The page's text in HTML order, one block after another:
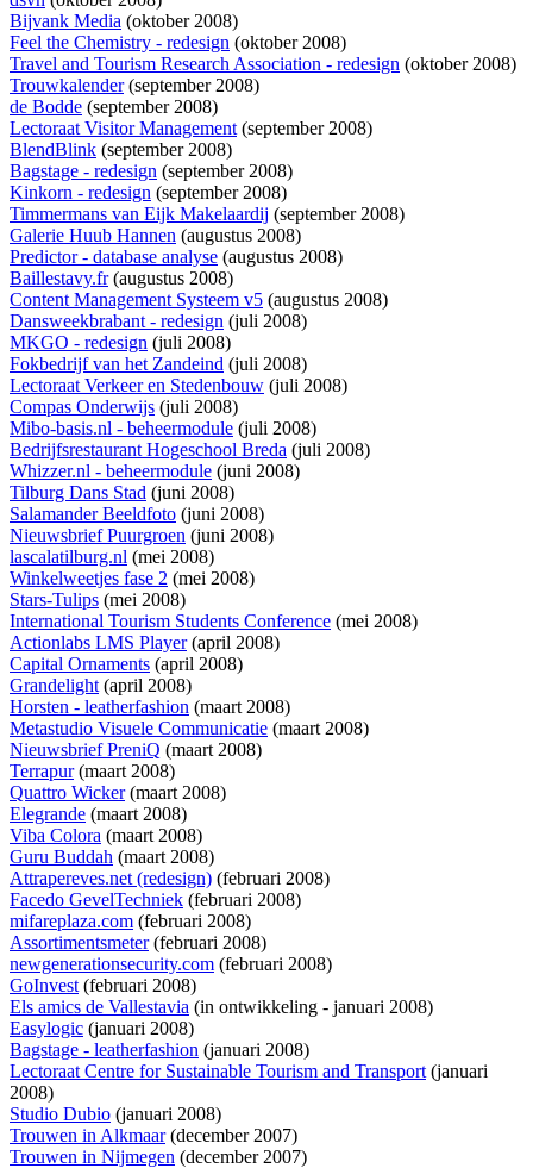
Bijvank Media (oktober 2008)
Feel the Chemistry - redesign (oktober 2008)
Travel and Tourism Research Association - redesign (oktober 2008)
Trouwkalender(september 2008)
de Bodde (september 2008)
Lectoraat Visitor Management(september 2008)
BlendBlink (september 2008)
Bagstage - redesign (september 2008)
Kinkorn - redesign (september 2008)
Timmermans van Eijk Makelaardij (september 2008)
Galerie Huub Hannen (augustus 2008)
Predictor - database analyse (augustus 2008)
Baillestavy.fr(augustus 2008)
Content Management Systeem v5 (augustus 2008)
Dansweekbrabant - redesign (juli 2008)
MKGO - redesign (juli 2008)
Fokbedrijf van het Zandeind (juli 2008)
Lectoraat Verkeer en Stedenbouw (juli 2008)
Compas Onderwijs (juli 2008)
Mibo-basis.nl - beheermodule (juli 2008)
Bedrijfsrestaurant Hogeschool Breda (juli 2008)
Whizzer.nl - beheermodule (juni 2008)
Tilburg Dans Stad (juni 2008)
Salamander Beeldfoto (juni 2008)
Nieuwsbrief Puurgroen (juni 2008)
lascalatilburg.nl (mei 2008)
Winkelweetjes fase 2 (mei 2008)
Stars-Tulips (mei 2008)
International Tourism Students Conference (mei 2008)
Actionlabs LMS Player(april 2008)
Capital Ornaments (april 2008)
Grandelight(april 2008)
Horsten - leatherfashion (maart 2008)
Metastudio Visuele Communicatie (maart 2008)
Nieuwsbrief PreniQ (maart 2008)
Terrapur(maart 2008)
Quattro Wicker(maart 2008)
Elegrande (maart 2008)
Viba Colora (maart 2008)
Guru Buddah (maart 2008)
Attrapereves.net (redesign) (februari 2008)
Facedo GevelTechniek (februari 2008)
mifareplaza.com (februari 2008)
Assortimentsmeter(februari 2008)
newgenerationsecurity.com (februari 2008)
GoInvest(februari 2008)
Els amics de Vallestavia (in ontwikkeling - januari 2008)
Easylogic (januari 2008)
Bagstage - leatherfashion (januari 2008)
Lectoraat Centre for Sustainable Tourism and Transport(januari
2008)
Studio Dubio (januari 2008)
Trouwen in Alkmaar(december 2007)
Trouwen in Nijmegen (december 2007)